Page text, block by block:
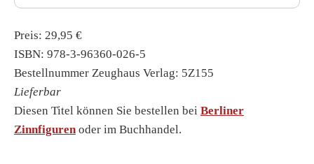
Preis: 29,95 €
ISBN: 978-3-96360-026-5
Bestellnummer Zeughaus Verlag: 5Z155
Lieferbar
Diesen Titel können Sie bestellen bei Berliner
Zinnfigurenoder im Buchhandel.